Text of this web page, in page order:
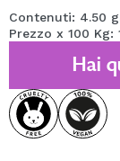
Contenuti: 4.50
Prezzo x 100 Kg:
Hai